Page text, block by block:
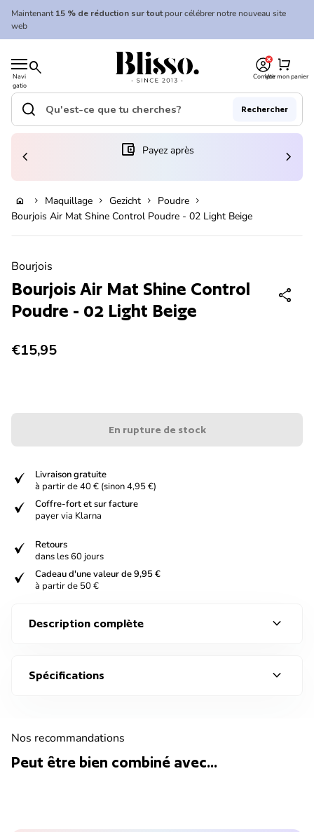
Skip to content
Maintenant15 % de réduction sur toutpour célébrer notre nouveau site
web
Navi
gatio
n
mobil
search
Accueil
CompteVoir mon panier
shopping_cart
Accueil
Recherche"
search Rechercher
(le lien s'ouvre dans un nouvel onglet/fenêtre)
account_balance_wallet Payez après
chevron_left chevron_right
home chevron_right Maquillage chevron_right Gezicht chevron_right Poudre chevron_right
Bourjois Air Mat Shine Control Poudre - 02 Light Beige
Bourjois
Bourjois Air Mat Shine Control
Poudre - 02 Light Beige
share
Prix normal
€15,95
En rupture de stock
verified
Livraison gratuite
à partir de 40 € (sinon 4,95 €)
verified
Coffre-fort et sur facture
payer via Klarna
verified
Retours
dans les 60 jours
verified
Cadeau d'une valeur de 9,95 €
à partir de 50 €
Description complète expand_more
Spécifications expand_more
Nos recommandations
Peut être bien combiné avec...